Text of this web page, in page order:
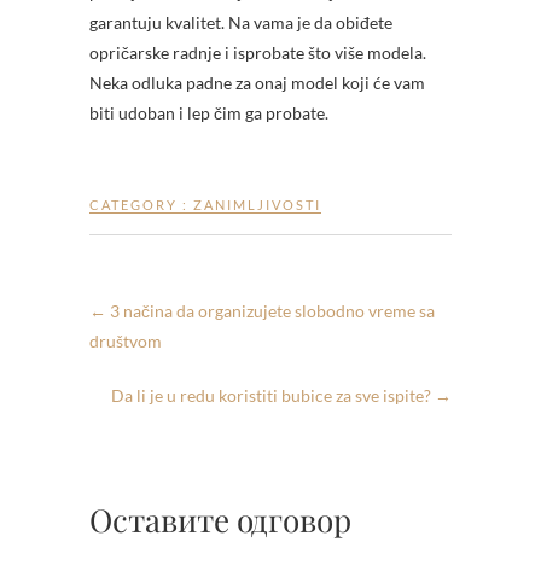
garantuju kvalitet. Na vama je da obiđete
opričarske radnje i isprobate što više modela.
Neka odluka padne za onaj model koji će vam
biti udoban i lep čim ga probate.
CATEGORY : ZANIMLJIVOSTI
← 3 načina da organizujete slobodno vreme sa
društvom
Da li je u redu koristiti bubice za sve ispite? →
Оставите одговор